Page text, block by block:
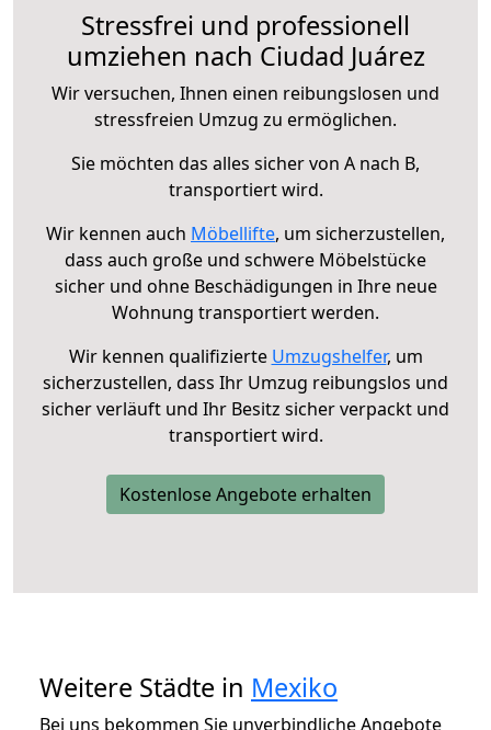
Stressfrei und professionell
umziehen nach Ciudad Juárez
Wir versuchen, Ihnen einen reibungslosen und
stressfreien Umzug zu ermöglichen.
Sie möchten das alles sicher von A nach B,
transportiert wird.
Wir kennen auch Möbellifte, um sicherzustellen,
dass auch große und schwere Möbelstücke
sicher und ohne Beschädigungen in Ihre neue
Wohnung transportiert werden.
Wir kennen qualifizierte Umzugshelfer, um
sicherzustellen, dass Ihr Umzug reibungslos und
sicher verläuft und Ihr Besitz sicher verpackt und
transportiert wird.
Kostenlose Angebote erhalten
Weitere Städte in Mexiko
Bei uns bekommen Sie unverbindliche Angebote